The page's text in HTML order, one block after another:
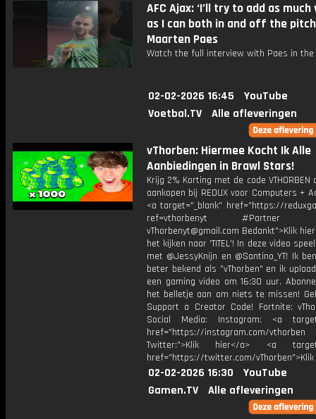
AFC Ajax: ‘I’ll try to add as much
as I can both in and off the
Maarten Paes
Watch the full interview with Paes in the
02-02-2026 16:45
YouTube
Voetbal.TV
Alle afleveringen
vThorben: Hiermee Kocht Ik Alle
Aanbiedingen in Brawl Stars!
Krijg 2% Korting met de code VTHORBEN
aankopen bij REDUX voor Computers +
<a target="_blank" href="https://
ref=vthorbenyt #Partner
vThorbenyt@gmail.com Bedankt">Klik
het kijken naar 'TITEL'! In deze video
met @JessyKnijn en @Santino_YT! Ik
beter bekend als "vThorben" en ik
een gaming video om 16:30 uur.
het belletje aan om niets te missen!
Support a Creator Code! Fortnite:
Social Media: Instagram: <a
href="https://instagram.com/vthorben
Twitter:">Klik hier</a> <a
href="https://twitter.com/
02-02-2026 16:30
YouTube
Gamen.TV
Alle afleveringen